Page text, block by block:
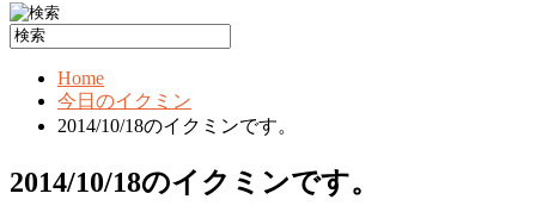
Home
今日のイクミン
2014/10/18のイクミンです。
2014/10/18のイクミンです。